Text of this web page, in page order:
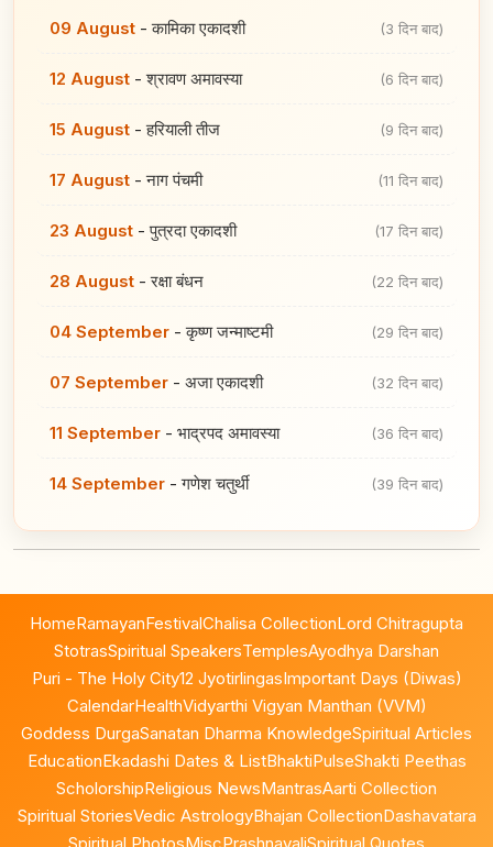
09 August -कामिका एकादशी (3 दिन बाद)
12 August -श्रावण अमावस्या (6 दिन बाद)
15 August -हरियाली तीज (9 दिन बाद)
17 August -नाग पंचमी (11 दिन बाद)
23 August -पुत्रदा एकादशी (17 दिन बाद)
28 August -रक्षा बंधन (22 दिन बाद)
04 September -कृष्ण जन्माष्टमी (29 दिन बाद)
07 September - अजा एकादशी (32 दिन बाद)
11 September - भाद्रपद अमावस्या (36 दिन बाद)
14 September -गणेश चतुर्थी (39 दिन बाद)
HomeRamayanFestivalChalisa CollectionLord Chitragupta
StotrasSpiritual SpeakersTemplesAyodhya Darshan
Puri - The Holy City12 JyotirlingasImportant Days (Diwas)
CalendarHealthVidyarthi Vigyan Manthan (VVM)
Goddess DurgaSanatan Dharma KnowledgeSpiritual Articles
EducationEkadashi Dates & ListBhaktiPulseShakti Peethas
ScholorshipReligious NewsMantrasAarti Collection
Spiritual StoriesVedic AstrologyBhajan CollectionDashavatara